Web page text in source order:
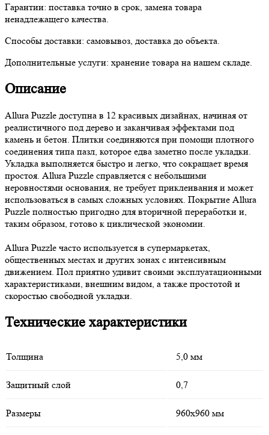
Гарантии: поставка точно в срок, замена товара
ненадлежащего качества.
Способы доставки: самовывоз, доставка до объекта.
Дополнительные услуги: хранение товара на нашем складе.
Описание
Allura Puzzle доступна в 12 красивых дизайнах, начиная от
реалистичного под дерево и заканчивая эффектами под
камень и бетон. Плитки соединяются при помощи плотного
соединения типа пазл, которое едва заметно после укладки.
Укладка выполняется быстро и легко, что сокращает время
простоя. Allura Puzzle справляется с небольшими
неровностями основания, не требует приклеивания и может
использоваться в самых сложных условиях. Покрытие Allura
Puzzle полностью пригодно для вторичной переработки и,
таким образом, готово к циклической экономии.
Allura Puzzle часто используется в супермаркетах,
общественных местах и других зонах с интенсивным
движением. Пол приятно удивит своими эксплуатационными
характеристиками, внешним видом, а также простотой и
скоростью свободной укладки.
Технические характеристики
Толщина 5,0 мм
Защитный слой 0,7
Размеры 960х960 мм